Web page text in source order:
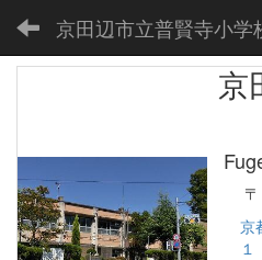
京田辺市立普賢寺小学
京
京
１